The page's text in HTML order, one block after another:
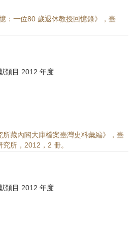
：一位80 歲退休教授回憶錄》，臺
類目 2012 年度
所藏內閣大庫檔案臺灣史料彙編》，臺
所，2012，2 冊。
類目 2012 年度